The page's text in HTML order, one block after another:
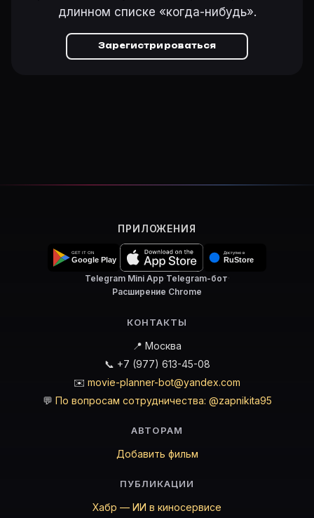
длинном списке «когда-нибудь».
Зарегистрироваться
ПРИЛОЖЕНИЯ
Telegram Mini App·Telegram-бот·
Расширение Chrome
КОНТАКТЫ
📍 Москва
📞 +7 (977) 613-45-08
✉️ movie-planner-bot@yandex.com
💬 По вопросам сотрудничества: @zapnikita95
АВТОРАМ
Добавить фильм
ПУБЛИКАЦИИ
Хабр — ИИ в киносервисе